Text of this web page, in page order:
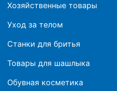
Хозяйственные товары
Уход за телом
Станки для бритья
Товары для шашлыка
Обувная косметика